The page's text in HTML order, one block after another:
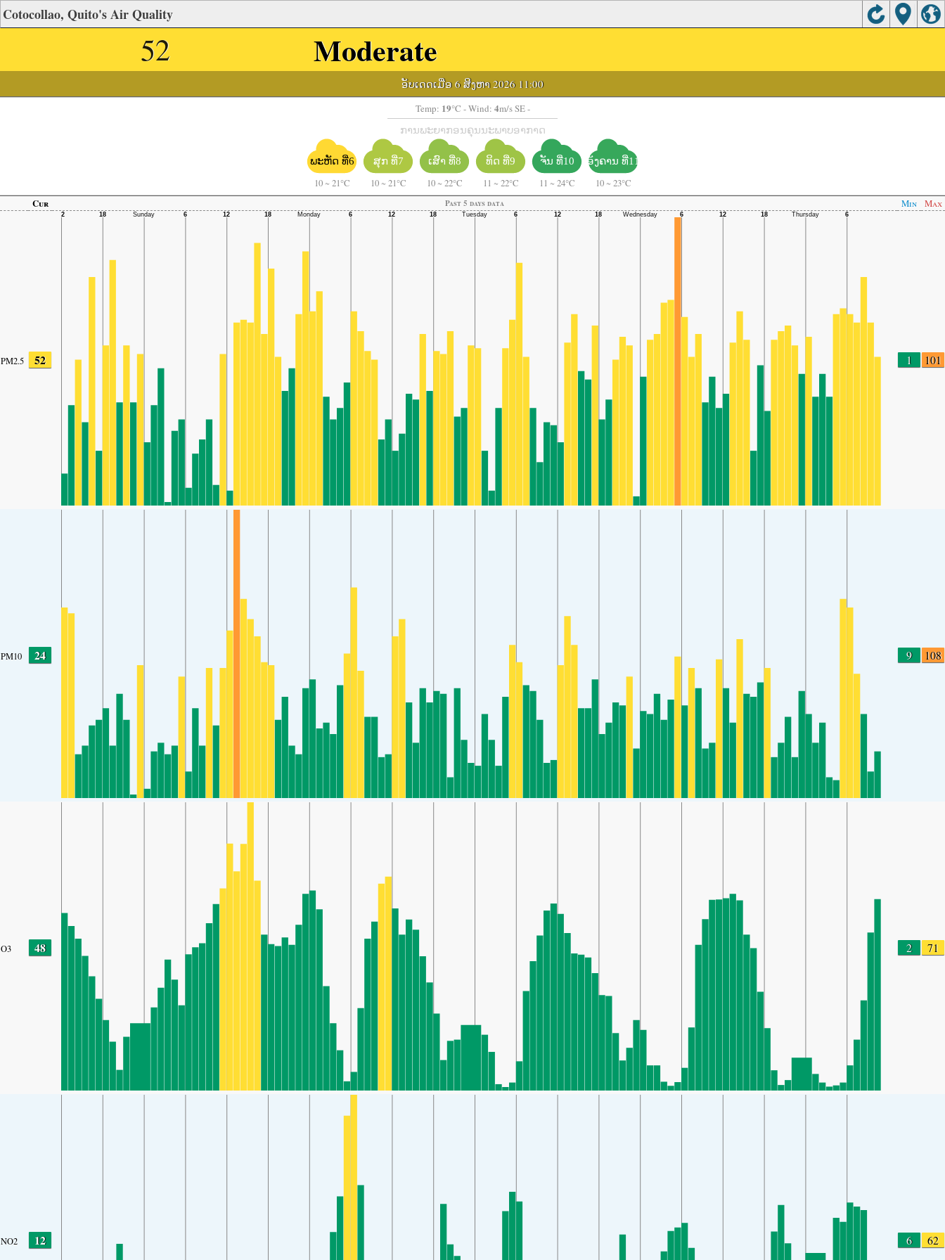
Cotocollao, Quito's Air Quality
52 Moderate
ອັບເດດເມື່ອ 6 ສິງຫາ 2026 11:00
Temp: 19°C - Wind: 4m/s SE -
ການພະຍາກອນຄຸນນະພາບອາກາດ
ພະຫັດ ທີ່6
10 ~ 21°C
ສຸກ ທີ່7
10 ~ 21°C
ເສົາ ທີ່8
10 ~ 22°C
ທິດ ທີ່9
11 ~ 22°C
ຈັນ ທີ່10
11 ~ 24°C
ອັງຄານ ທີ່11
10 ~ 23°C
Cur
Past 5 days data Min Max
PM2.5 52 1 101
PM10 24 9 108
O3 48 2 71
NO2 12 6 62